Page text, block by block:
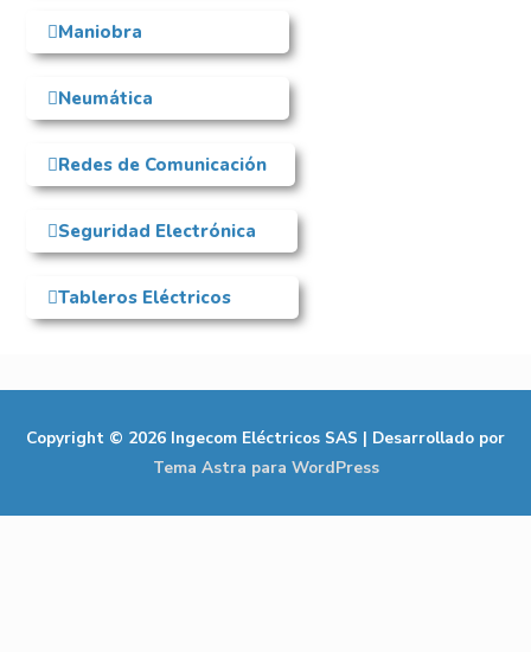
Maniobra
Neumática
Redes de Comunicación
Seguridad Electrónica
Tableros Eléctricos
Copyright © 2026 Ingecom Eléctricos SAS | Desarrollado por
Tema Astra para WordPress